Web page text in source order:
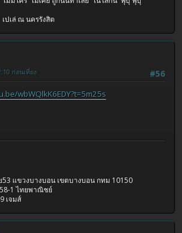
ปเล่ ณ นครรังสิต
#56
ก่อนเที่ยง
wbWQlkK6EDY?t=5m25s
53 แขวงบางบอน เขตบางบอน กทม 10150
1 ไทยพาณิชย์
เจมส์